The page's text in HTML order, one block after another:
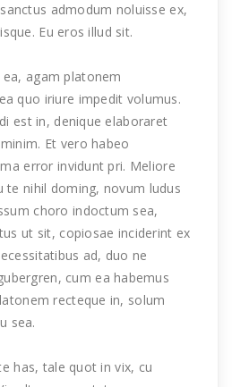
admodum noluisse ex,
Eu eros illud sit.
agam platonem
quo iriure impedit volumus.
est in, denique elaboraret
Et vero habeo
error invidunt pri. Meliore
te nihil doming, novum ludus
choro indoctum sea,
ut sit, copiosae inciderint ex
ad, duo ne
cum ea habemus
recteque in, solum
sea.
has, tale quot in vix, cu